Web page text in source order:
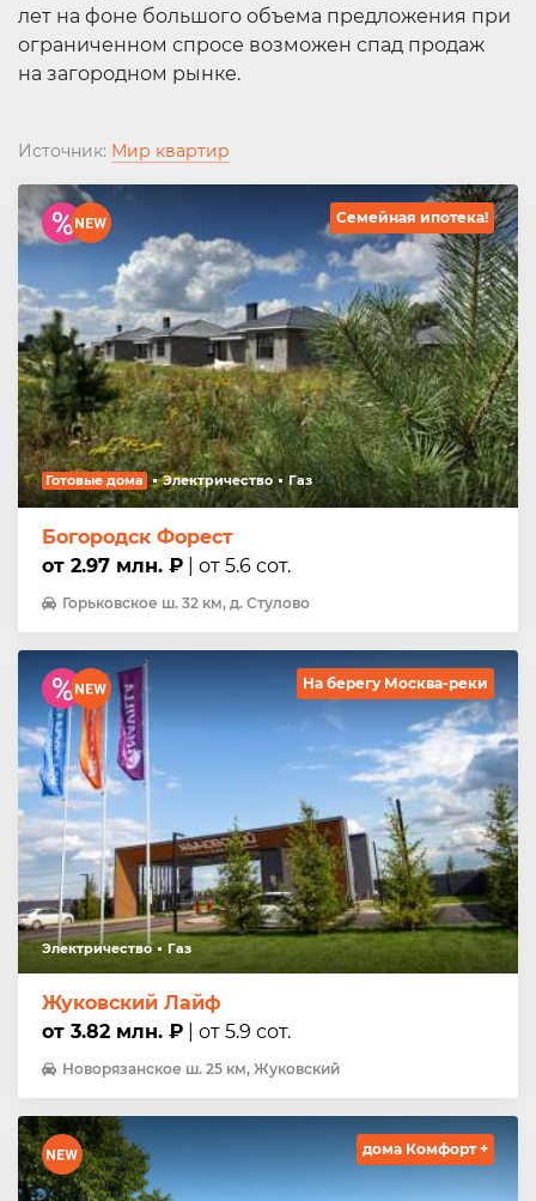
лет на фоне большого объема предложения при
ограниченном спросе возможен спад продаж
на загородном рынке.
Источник: Мир квартир
Семейная ипотека!
Готовые дома Электричество Газ
Богородск Форест
от 2.97 млн. ₽ | от 5.6 сот.
Горьковское ш. 32 км, д. Стулово
На берегу Москва-реки
Электричество Газ
Жуковский Лайф
от 3.82 млн. ₽ | от 5.9 сот.
Новорязанское ш. 25 км, Жуковский
дома Комфорт +